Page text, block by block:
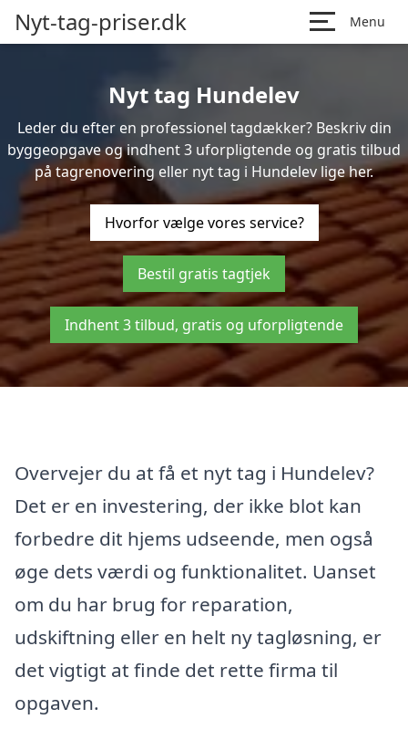
Nyt-tag-priser.dk Menu
Nyt tag Hundelev
Leder du efter en professionel tagdækker? Beskriv din
byggeopgave og indhent 3 uforpligtende og gratis tilbud
på tagrenovering eller nyt tag i Hundelev lige her.
Hvorfor vælge vores service?
Bestil gratis tagtjek
Indhent 3 tilbud, gratis og uforpligtende
Overvejer du at få et nyt tag i Hundelev?
Det er en investering, der ikke blot kan
forbedre dit hjems udseende, men også
øge dets værdi og funktionalitet. Uanset
om du har brug for reparation,
udskiftning eller en helt ny tagløsning, er
det vigtigt at finde det rette firma til
opgaven.